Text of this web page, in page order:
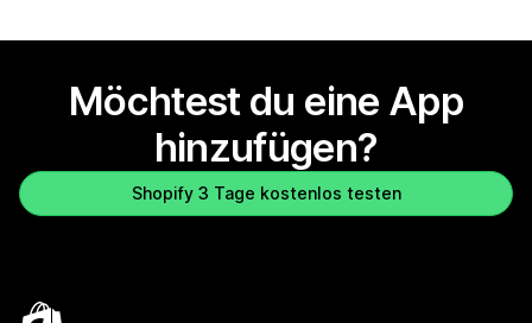
Möchtest du eine App
hinzufügen?
Shopify 3 Tage kostenlos testen